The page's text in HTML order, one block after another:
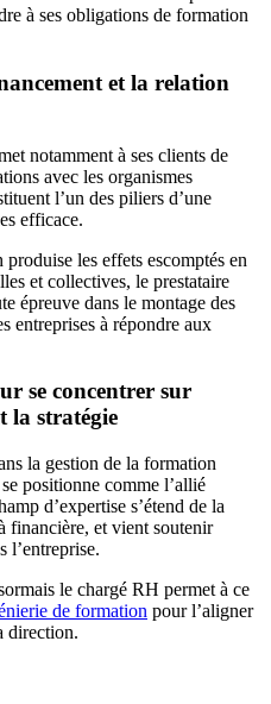
à ses obligations de formation
et la relation
notamment à ses clients de
avec les organismes
l’un des piliers d’une
efficace.
les effets escomptés en
et collectives, le prestataire
épreuve dans le montage des
entreprises à répondre aux
se concentrer sur
la stratégie
la gestion de la formation
positionne comme l’allié
d’expertise s’étend de la
financière, et vient soutenir
l’entreprise.
le chargé RH permet à ce
de formation pour l’aligner
direction.